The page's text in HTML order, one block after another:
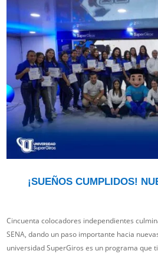
¡SUEÑOS CUMPLIDOS!
Cincuenta colocadores independientes
SENA, dando un paso importante hacia
universidad SuperGiros es un programa que